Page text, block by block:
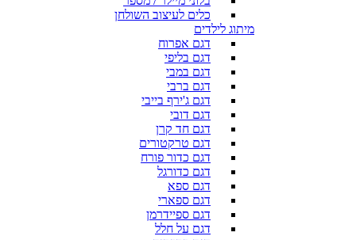
כלים לעיצוב השולחן
מיתוג לילדים
דגם אפרוח
דגם בליפי
דגם במבי
דגם ברבי
דגם ג'ירף בייבי
דגם דובי
דגם חד קרן
דגם טרקטורים
דגם כדור פורח
דגם כדורגל
דגם ספא
דגם ספארי
דגם ספיידרמן
דגם על חלל